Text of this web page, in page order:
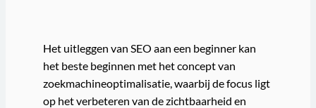
Het uitleggen van SEO aan een beginner kan
het beste beginnen met het concept van
zoekmachineoptimalisatie, waarbij de focus ligt
op het verbeteren van de zichtbaarheid en